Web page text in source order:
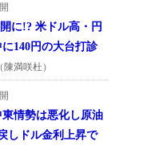
に!? 米ドル高・円
140円の大台打診
（陳満咲杜）
情勢は悪化し原油
しドル金利上昇で